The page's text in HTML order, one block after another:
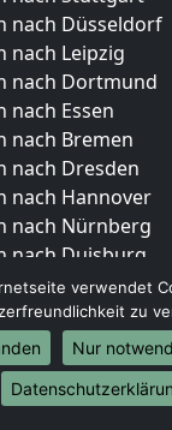
nach Düsseldorf
nach Leipzig
nach Dortmund
nach Essen
nach Bremen
nach Dresden
nach Hannover
nach Nürnberg
nach Duisburg
nach Bochum
nach Wuppertal
nach Bielefeld
nach Bonn
nach Münster
verwendet
zu
Nur